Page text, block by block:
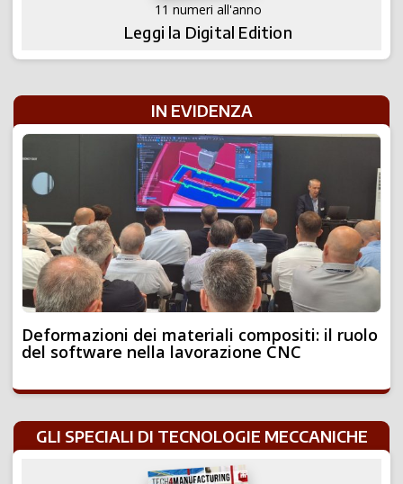
11 numeri all'anno
Leggi la Digital Edition
IN EVIDENZA
Deformazioni dei materiali compositi: il ruolo
del software nella lavorazione CNC
GLI SPECIALI DI TECNOLOGIE MECCANICHE